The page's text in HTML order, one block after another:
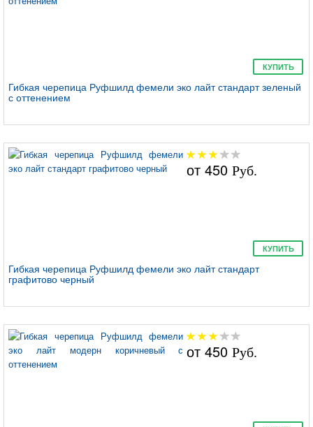
Руфшилд премиум
модерн
КУПИТЬ
Гибкая черепица Руфшилд фемели эко лайт стандарт зеленый
с оттенением
от450 Руб.
КУПИТЬ
Гибкая черепица Руфшилд фемели эко лайт стандарт
графитово черный
от450 Руб.